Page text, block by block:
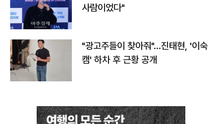
사람이었다"
"광고주들이 찾아줘"…진태현, '이숙
캠' 하차 후 근황 공개